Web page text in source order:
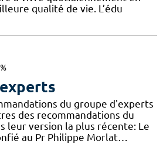
qualité de vie. L’édu
du groupe d'experts
des recommandations du
leur version la plus récente: Le
au Pr Philippe Morlat…